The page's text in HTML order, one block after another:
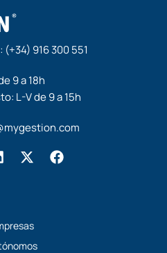
(+34) 916 300 551
9 a 18h
L-V de 9 a 15h
X
t
t
F
a